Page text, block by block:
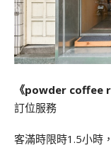
《powder coffee
訂位服務
客滿時限時1.5小時